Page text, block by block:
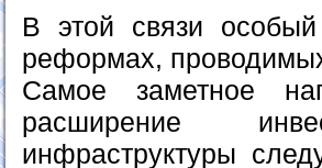
В этой связи
реформах,
Самое заметное
расширение
инфраструктуры